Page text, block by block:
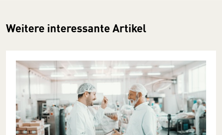
Weitere interessante Artikel